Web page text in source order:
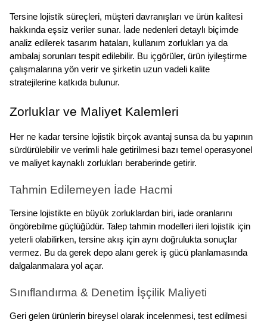
Tersine lojistik süreçleri, müşteri davranışları ve ürün kalitesi
hakkında eşsiz veriler sunar. İade nedenleri detaylı biçimde
analiz edilerek tasarım hataları, kullanım zorlukları ya da
ambalaj sorunları tespit edilebilir. Bu içgörüler, ürün iyileştirme
çalışmalarına yön verir ve şirketin uzun vadeli kalite
stratejilerine katkıda bulunur.
Zorluklar ve Maliyet Kalemleri
Her ne kadar tersine lojistik birçok avantaj sunsa da bu yapının
sürdürülebilir ve verimli hale getirilmesi bazı temel operasyonel
ve maliyet kaynaklı zorlukları beraberinde getirir.
Tahmin Edilemeyen İade Hacmi
Tersine lojistikte en büyük zorluklardan biri, iade oranlarını
öngörebilme güçlüğüdür. Talep tahmin modelleri ileri lojistik için
yeterli olabilirken, tersine akış için aynı doğrulukta sonuçlar
vermez. Bu da gerek depo alanı gerek iş gücü planlamasında
dalgalanmalara yol açar.
Sınıflandırma & Denetim İşçilik Maliyeti
Geri gelen ürünlerin bireysel olarak incelenmesi, test edilmesi